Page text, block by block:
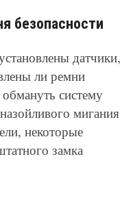
безопасности
датчики,
ли ремни
систему
мигания
некоторые
замка